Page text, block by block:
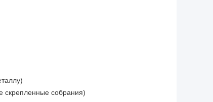
скрепленные собрания)